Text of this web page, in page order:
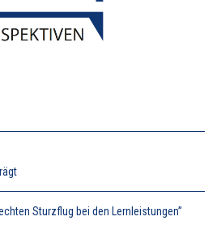
Sturzflug bei den Lernleistungen”